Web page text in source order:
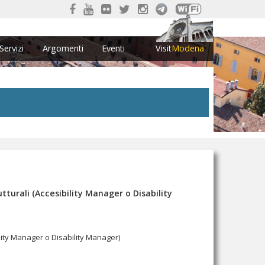
Servizi Argomenti Eventi VisitModena
(Accesibility Manager o Disability
Manager o Disability Manager)